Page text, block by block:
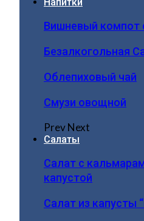
Вишневый компот
Безалкогольная
Облепиховый чай
Смузи овощной
PrevNext
Салаты
Салат с
капустой
Салат из капусты